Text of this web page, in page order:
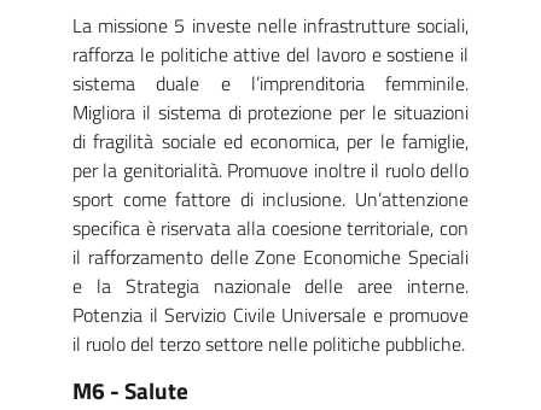
La missione 5 investe nelle infrastrutture sociali,
rafforza le politiche attive del lavoro e sostiene il
sistema duale e l’imprenditoria femminile.
Migliora il sistema di protezione per le situazioni
di fragilità sociale ed economica, per le famiglie,
per la genitorialità. Promuove inoltre il ruolo dello
sport come fattore di inclusione. Un’attenzione
specifica è riservata alla coesione territoriale, con
il rafforzamento delle Zone Economiche Speciali
e la Strategia nazionale delle aree interne.
Potenzia il Servizio Civile Universale e promuove
il ruolo del terzo settore nelle politiche pubbliche.
M6 - Salute